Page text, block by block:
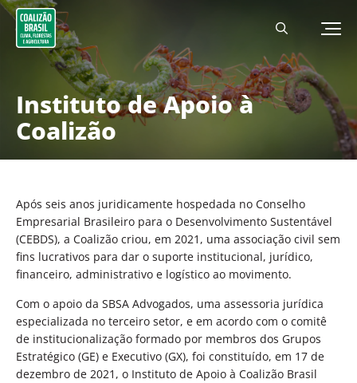
Instituto de Apoio à
Coalizão
Após seis anos juridicamente hospedada no Conselho
Empresarial Brasileiro para o Desenvolvimento Sustentável
(CEBDS), a Coalizão criou, em 2021, uma associação civil sem
fins lucrativos para dar o suporte institucional, jurídico,
financeiro, administrativo e logístico ao movimento.
Com o apoio da SBSA Advogados, uma assessoria jurídica
especializada no terceiro setor, e em acordo com o comitê
de institucionalização formado por membros dos Grupos
Estratégico (GE) e Executivo (GX), foi constituído, em 17 de
dezembro de 2021, o Instituto de Apoio à Coalizão Brasil